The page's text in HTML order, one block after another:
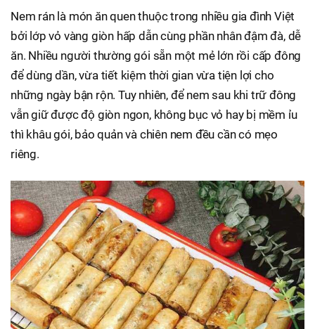
Nem rán là món ăn quen thuộc trong nhiều gia đình Việt
bởi lớp vỏ vàng giòn hấp dẫn cùng phần nhân đậm đà, dễ
ăn. Nhiều người thường gói sẵn một mẻ lớn rồi cấp đông
để dùng dần, vừa tiết kiệm thời gian vừa tiện lợi cho
những ngày bận rộn. Tuy nhiên, để nem sau khi trữ đông
vẫn giữ được độ giòn ngon, không bục vỏ hay bị mềm ỉu
thì khâu gói, bảo quản và chiên nem đều cần có mẹo
riêng.